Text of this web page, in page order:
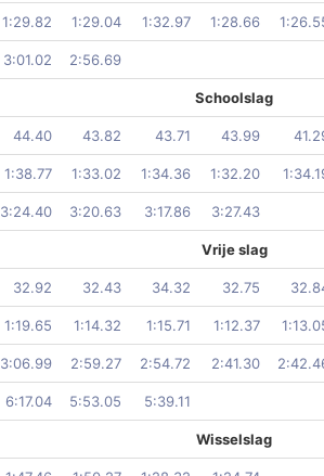
1:29.82 1:29.04 1:32.97 1:28.66
3:01.02 2:56.69
Schoolslag
44.40 43.82 43.71 43.99
1:38.77 1:33.02 1:34.36 1:32.20
3:24.40 3:20.63 3:17.86 3:27.43
Vrije slag
32.92 32.43 34.32 32.75
1:19.65 1:14.32 1:15.71 1:12.37
3:06.99 2:59.27 2:54.72 2:41.30
6:17.04 5:53.05 5:39.11
Wisselslag